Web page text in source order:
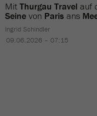
MitThurgau Travel auf
Seine von Paris ans
Ingrid Schindler
09.06.2026 – 07:15